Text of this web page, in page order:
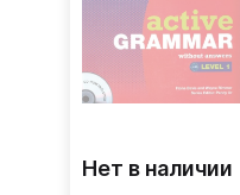
Нет в наличии